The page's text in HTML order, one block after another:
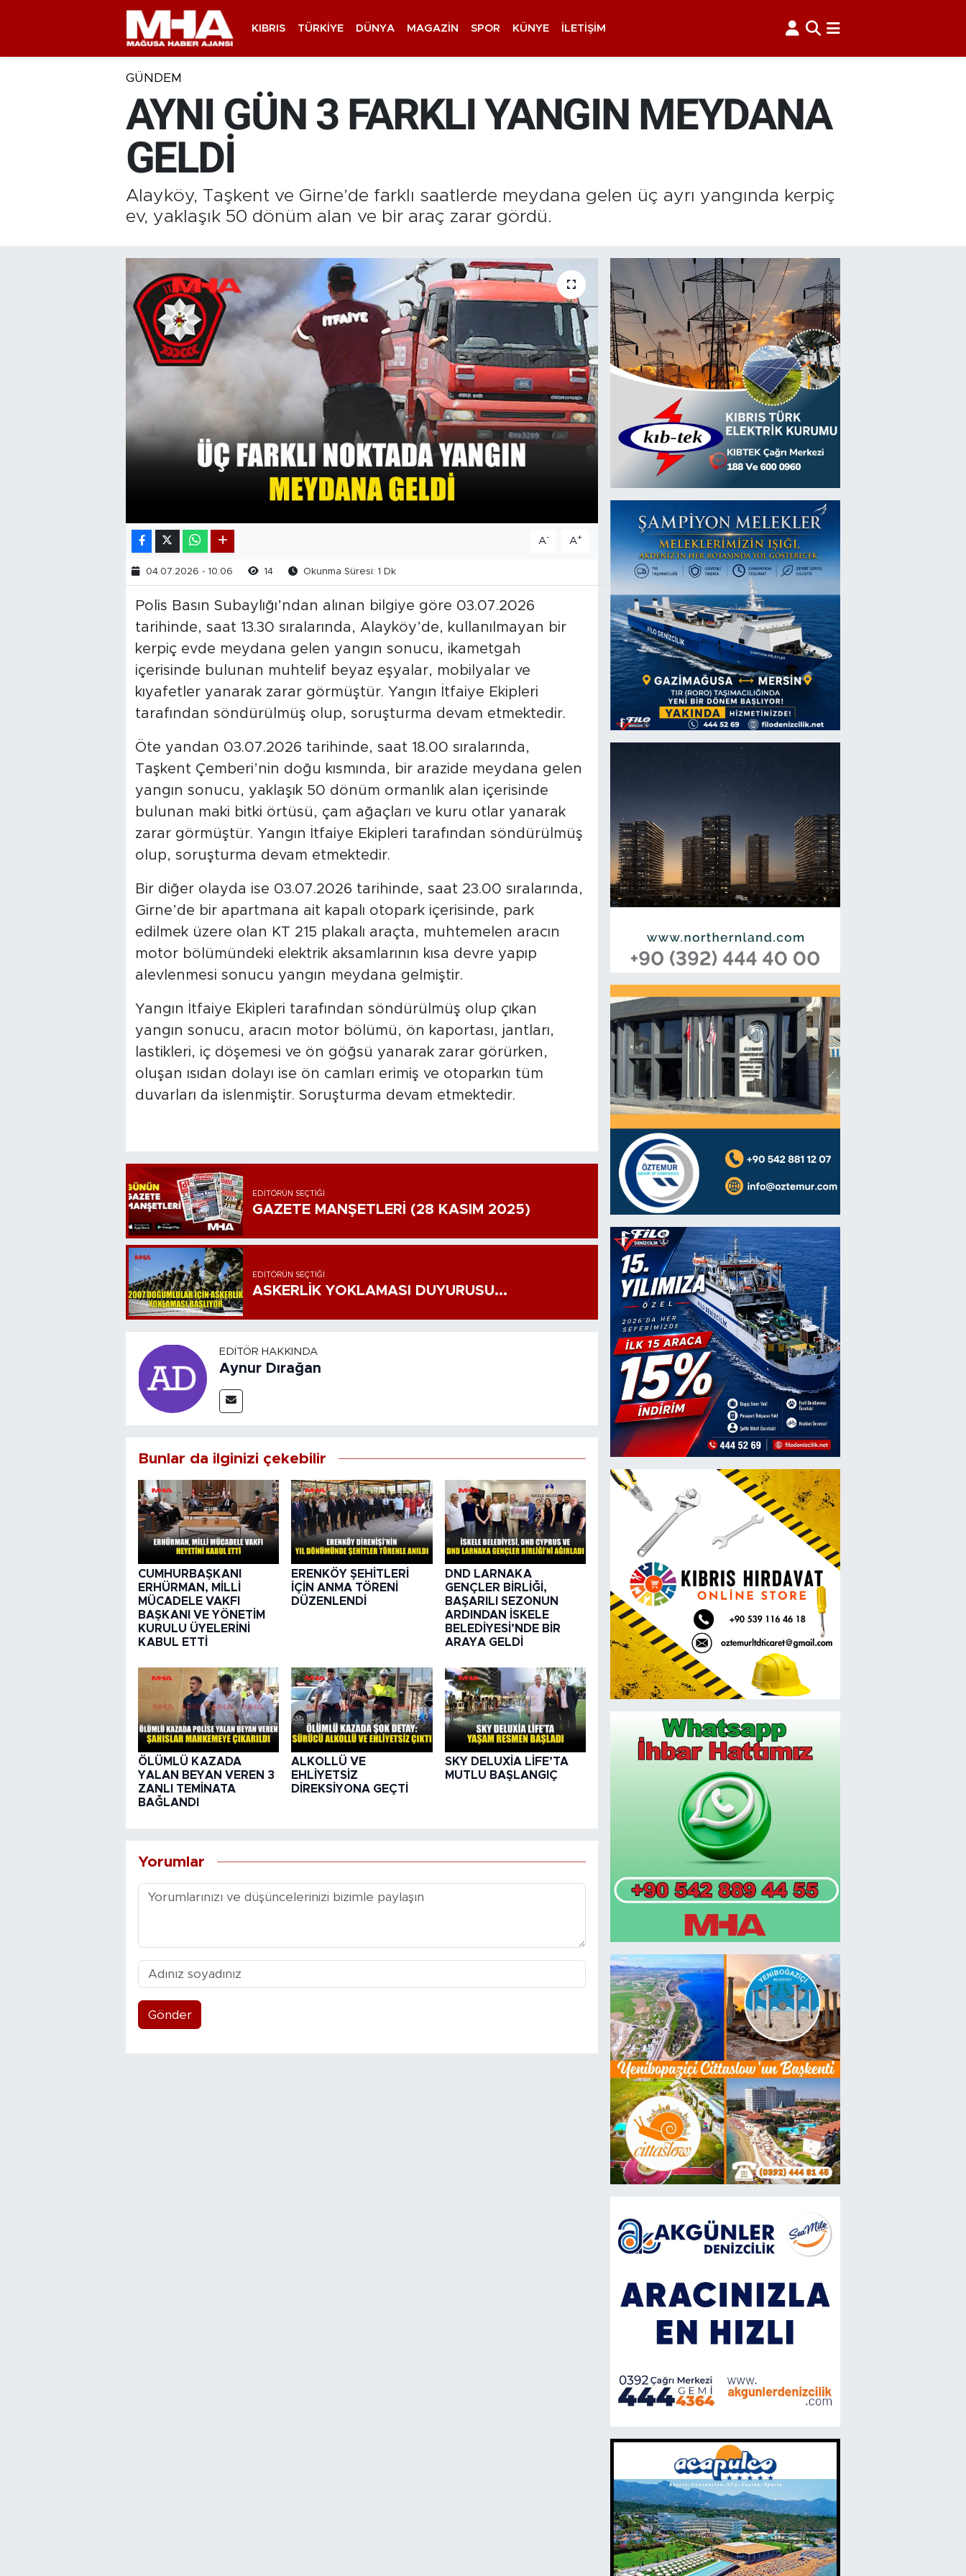
KIBRIS TÜRKIYE DÜNYA MAGAZIN SPOR KÜNYE İLETIŞIM
GÜNDEM
AYNI GÜN 3 FARKLI YANGIN MEYDANA
GELDİ
Alayköy, Taşkent ve Girne’de farklı saatlerde meydana gelen üç ayrı yangında kerpiç
ev, yaklaşık 50 dönüm alan ve bir araç zarar gördü.
A- A+
04.07.2026 - 10:06 14 Okunma Süresi: 1 Dk
Polis Basın Subaylığı’ndan alınan bilgiye göre 03.07.2026
tarihinde, saat 13.30 sıralarında, Alayköy’de, kullanılmayan bir
kerpiç evde meydana gelen yangın sonucu, ikametgah
içerisinde bulunan muhtelif beyaz eşyalar, mobilyalar ve
kıyafetler yanarak zarar görmüştür. Yangın İtfaiye Ekipleri
tarafından söndürülmüş olup, soruşturma devam etmektedir.
Öte yandan 03.07.2026 tarihinde, saat 18.00 sıralarında,
Taşkent Çemberi’nin doğu kısmında, bir arazide meydana gelen
yangın sonucu, yaklaşık 50 dönüm ormanlık alan içerisinde
bulunan maki bitki örtüsü, çam ağaçları ve kuru otlar yanarak
zarar görmüştür. Yangın İtfaiye Ekipleri tarafından söndürülmüş
olup, soruşturma devam etmektedir.
Bir diğer olayda ise 03.07.2026 tarihinde, saat 23.00 sıralarında,
Girne’de bir apartmana ait kapalı otopark içerisinde, park
edilmek üzere olan KT 215 plakalı araçta, muhtemelen aracın
motor bölümündeki elektrik aksamlarının kısa devre yapıp
alevlenmesi sonucu yangın meydana gelmiştir.
Yangın İtfaiye Ekipleri tarafından söndürülmüş olup çıkan
yangın sonucu, aracın motor bölümü, ön kaportası, jantları,
lastikleri, iç döşemesi ve ön göğsü yanarak zarar görürken,
oluşan ısıdan dolayı ise ön camları erimiş ve otoparkın tüm
duvarları da islenmiştir. Soruşturma devam etmektedir.
EDITÖRÜN SEÇTIĞI
GAZETE MANŞETLERİ (28 KASIM 2025)
EDITÖRÜN SEÇTIĞI
ASKERLİK YOKLAMASI DUYURUSU...
EDITÖR HAKKINDA
Aynur Dırağan
Bunlar da ilginizi çekebilir
CUMHURBAŞKANI
ERHÜRMAN, MİLLİ
MÜCADELE VAKFI
BAŞKANI VE YÖNETİM
KURULU ÜYELERİNİ
KABUL ETTİ
ERENKÖY ŞEHİTLERİ
İÇİN ANMA TÖRENİ
DÜZENLENDİ
DND LARNAKA
GENÇLER BİRLİĞİ,
BAŞARILI SEZONUN
ARDINDAN İSKELE
BELEDİYESİ’NDE BİR
ARAYA GELDİ
ÖLÜMLÜ KAZADA
YALAN BEYAN VEREN 3
ZANLI TEMİNATA
BAĞLANDI
ALKOLLÜ VE
EHLİYETSİZ
DİREKSİYONA GEÇTİ
SKY DELUXİA LİFE’TA
MUTLU BAŞLANGIÇ
Yorumlar
Gönder